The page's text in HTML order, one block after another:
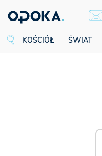
KOŚCIÓŁ ŚWIAT